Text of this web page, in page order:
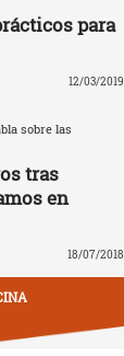
para
12/03/2019
sobre las
tras
en
18/07/2018